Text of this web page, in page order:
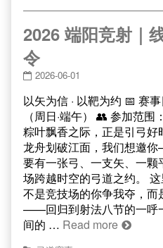
2026 端阳竞射｜
令
2026-06-01
以矢为信 · 以靶为约 📅 赛
（周日·端午） 👥 参加范
粽叶飘香之际，正是引弓好
龙舟划破江面，我们想邀
要有一张弓、一支矢、一
场跨越时空的弓道之约。 这
不是竞技场的你争我夺，
——回归到射法八节的一呼
间的 … Read more